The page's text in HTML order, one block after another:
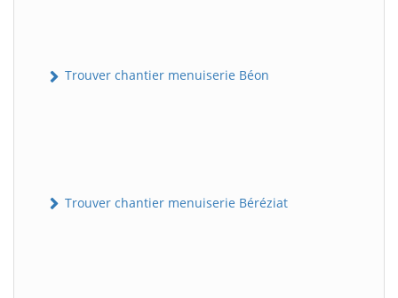
Trouver chantier menuiserie Béon
Trouver chantier menuiserie Béréziat